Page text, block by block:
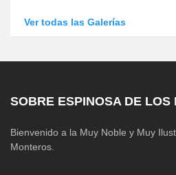
Ver todas las Galerías
SOBRE ESPINOSA DE LOS
Bienvenido a la Muy Noble y Muy
Monteros.